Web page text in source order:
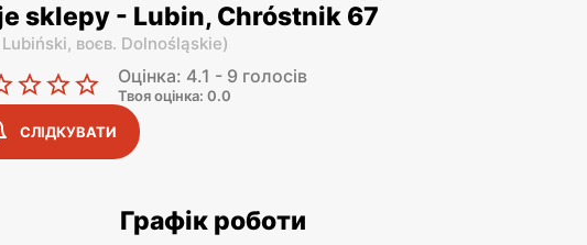
sklepy - Lubin, Chróstnik 67
воєв. Dolnośląskie)
Оцінка: 4.1 - 9 голосів
Твоя оцінка: 0.0
СЛІДКУВАТИ
Графік роботи